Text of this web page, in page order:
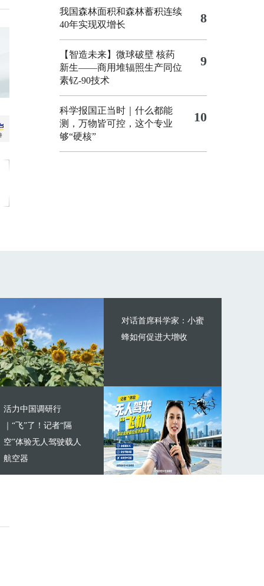
我国森林面积和森林蓄积连续
40年实现双增长
8
【智造未来】微球破壁 核药
新生——商用堆辐照生产同位
素钇-90技术
9
科学报国正当时｜什么都能
测，万物皆可控，这个专业
够“硬核”
10
对话首席科学家：小蜜
蜂如何促进大增收
活力中国调研行
｜“飞”了！记者“隔
空”体验无人驾驶载人
航空器